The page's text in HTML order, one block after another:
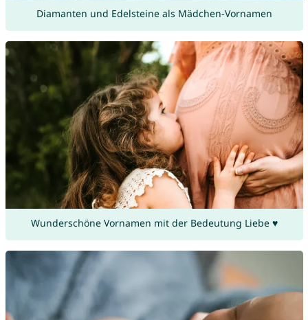
Diamanten und Edelsteine als Mädchen-Vornamen
Wunderschöne Vornamen mit der Bedeutung Liebe ♥